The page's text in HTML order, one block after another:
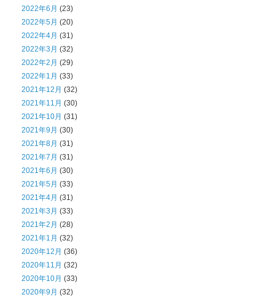
2022年6月 (23)
2022年5月 (20)
2022年4月 (31)
2022年3月 (32)
2022年2月 (29)
2022年1月 (33)
2021年12月 (32)
2021年11月 (30)
2021年10月 (31)
2021年9月 (30)
2021年8月 (31)
2021年7月 (31)
2021年6月 (30)
2021年5月 (33)
2021年4月 (31)
2021年3月 (33)
2021年2月 (28)
2021年1月 (32)
2020年12月 (36)
2020年11月 (32)
2020年10月 (33)
2020年9月 (32)